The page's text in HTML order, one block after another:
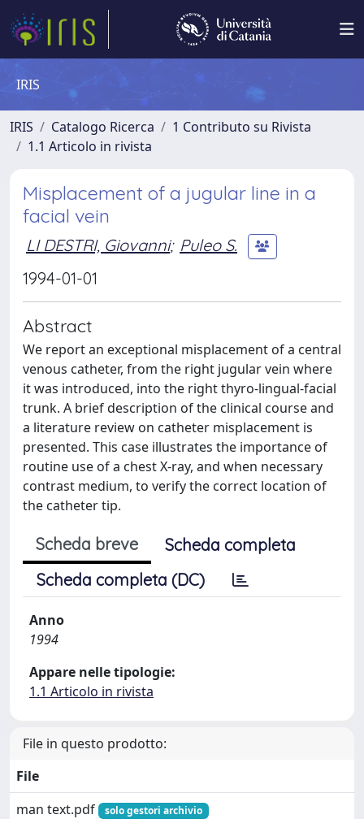
IRIS
IRIS Catalogo Ricerca
1 Contributo su Rivista
1.1 Articolo in rivista
Misplacement of a jugular line in a
facial vein
LI DESTRI, Giovanni; Puleo S.
1994-01-01
Abstract
We report an exceptional misplacement of a central
venous catheter, from the right jugular vein where
it was introduced, into the right thyro-lingual-facial
trunk. A brief description of the clinical course and
a literature review on catheter misplacement is
presented. This case illustrates the importance of
routine use of a chest X-ray, and when necessary
contrast medium, to verify the correct location of
the catheter tip.
Scheda breve
Scheda completa
Scheda completa (DC)
Anno
1994
Appare nelle tipologie:
1.1 Articolo in rivista
File in questo prodotto:
File
man text.pdf
solo gestori archivio